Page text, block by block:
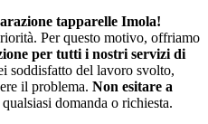
tapparelle Imola!
Per questo motivo, offriamo
per tutti i nostri servizi di
soddisfatto del lavoro svolto,
il problema. Non esitare a
domanda o richiesta.